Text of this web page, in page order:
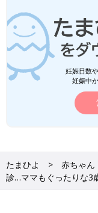
妊娠日数
妊娠中
たまひよ 赤ちゃん
診…ママもぐったりな3